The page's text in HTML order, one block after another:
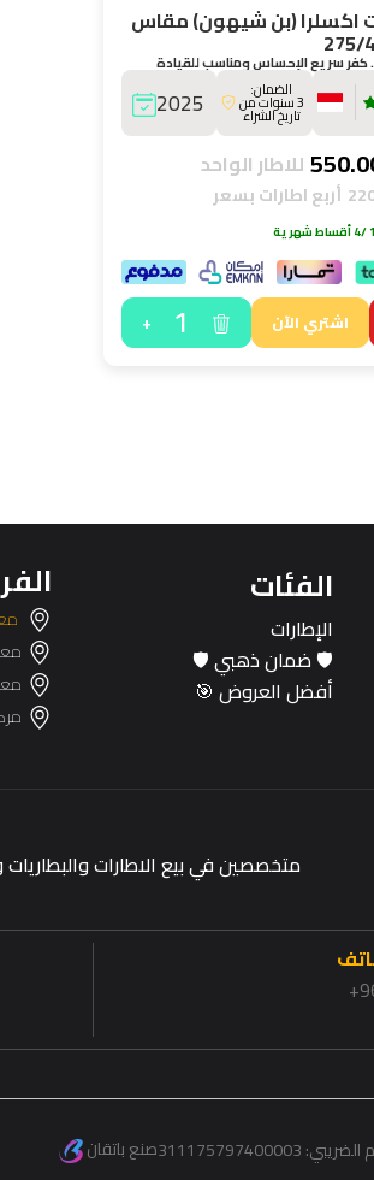
اكسلرا (بن شيهون) مقاس
275/
كفر سريع الإحساس ومناسب للقيادة
الضمان:
3 سنوات من
تاريخ الشراء 2025
للاطار الواحد
أربع اطارات بسعر
/4 أقساط شهرية
اشتري الآن 1
+
الفئات
الإطارات
🛡️ ضمان ذهبي 🛡️
أفضل العروض 🎯
متخصصين في بيع الاطارات
الضريبي:311175797400003صنع باتقان